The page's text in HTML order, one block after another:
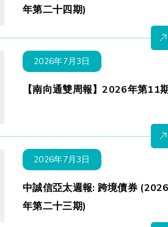
年第二十四期)
2026年7月3日
【南向通雙周報】2026年第11
2026年7月3日
中誠信亞太週報: 跨境債券
年第二十三期)